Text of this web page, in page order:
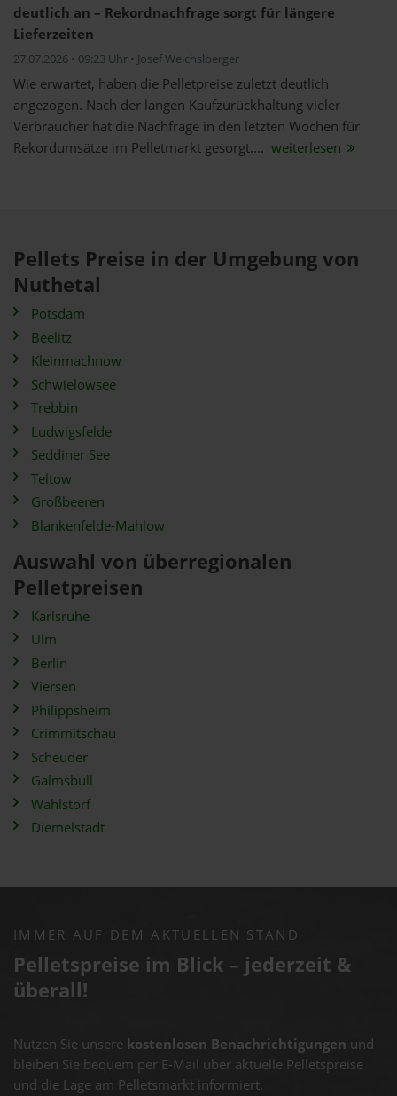
deutlich an – Rekordnachfrage sorgt für längere
Lieferzeiten
27.07.2026 • 09:23 Uhr • Josef Weichslberger
Wie erwartet, haben die Pelletpreise zuletzt deutlich
angezogen. Nach der langen Kaufzurückhaltung vieler
Verbraucher hat die Nachfrage in den letzten Wochen für
Rekordumsätze im Pelletmarkt gesorgt.... weiterlesen
Pellets Preise in der Umgebung von
Nuthetal
Potsdam
Beelitz
Kleinmachnow
Schwielowsee
Trebbin
Ludwigsfelde
Seddiner See
Teltow
Großbeeren
Blankenfelde-Mahlow
Auswahl von überregionalen
Pelletpreisen
Karlsruhe
Ulm
Berlin
Viersen
Philippsheim
Crimmitschau
Scheuder
Galmsbüll
Wahlstorf
Diemelstadt
IMMER AUF DEM AKTUELLEN STAND
Pelletspreise im Blick – jederzeit &
überall!
Nutzen Sie unsere kostenlosen Benachrichtigungen und
bleiben Sie bequem per E-Mail über aktuelle Pelletspreise
und die Lage am Pelletsmarkt informiert.